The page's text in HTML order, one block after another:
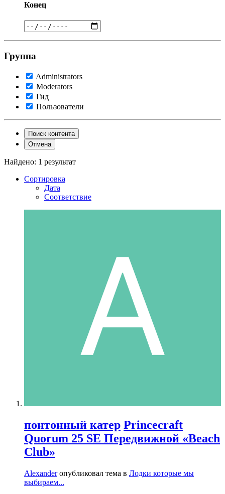
Конец
Группа
Administrators
Moderators
Гид
Пользователи
Поиск контента
Отмена
Найдено: 1 результат
Сортировка
Дата
Соответствие
понтонный катер Princecraft
Quorum 25 SE Передвижной «Beach
Club»
Alexanderопубликовал тема в Лодки которые мы
выбираем...